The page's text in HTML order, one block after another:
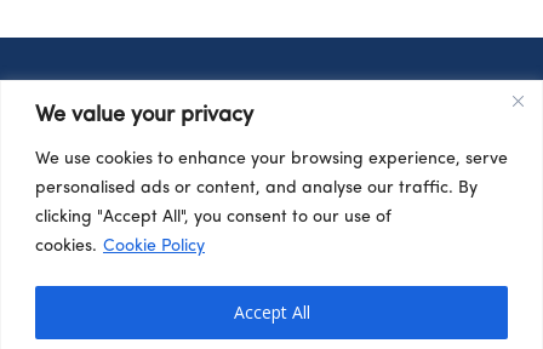
We value your privacy
We use cookies to enhance your browsing experience, serve
personalised ads or content, and analyse our traffic. By
clicking "Accept All", you consent to our use of
cookies. Cookie Policy
Accept All
Ontdek hoe je de regie terug krijgt om
vanuit je hart weer vrijuit te leven